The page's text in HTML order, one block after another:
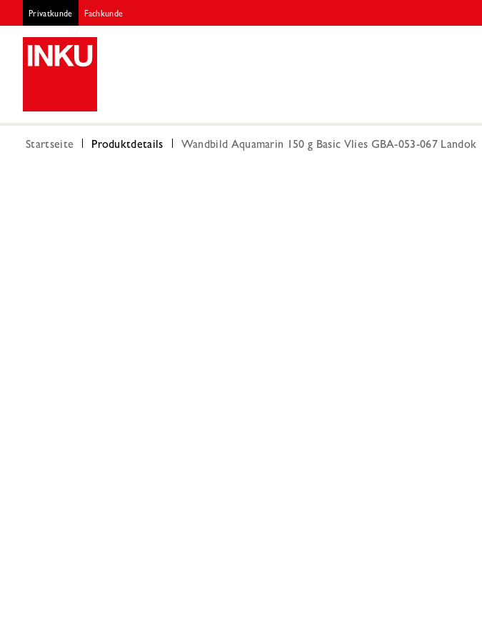
Privatkunde Fachkunde
Startseite Produktdetails Wandbild Aquamarin 150 g Basic Vlies GBA-053-067 Landok